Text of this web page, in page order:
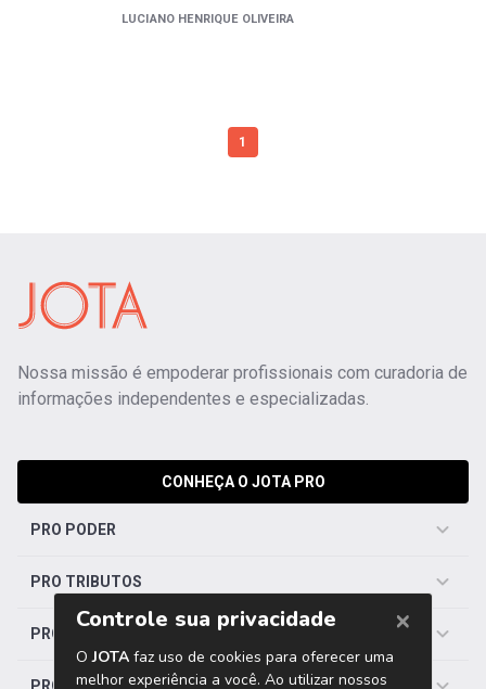
LUCIANO HENRIQUE OLIVEIRA
1
Nossa missão é empoderar profissionais com curadoria de
informações independentes e especializadas.
CONHEÇA O JOTA PRO
PRO PODER
PRO TRIBUTOS
PRO TRABALHISTA